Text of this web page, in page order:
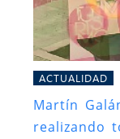
ACTUALIDAD
Martín
realizando